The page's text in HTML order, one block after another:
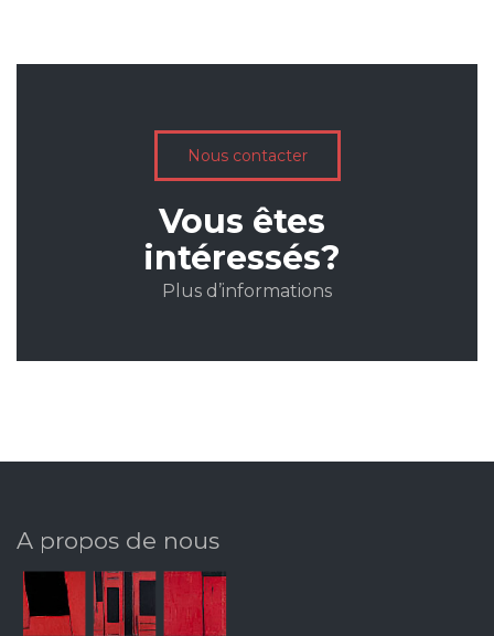
Nous contacter
Vous êtes
intéressés?
Plus d’informations
A propos de nous